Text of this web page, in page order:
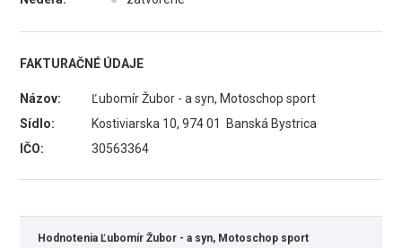
FAKTURAČNÉ ÚDAJE
Názov:
Ľubomír Žubor - a syn, Motoschop sport
Sídlo:
Kostiviarska 10, 974 01 Banská Bystrica
IČO:
30563364
Hodnotenia Ľubomír Žubor - a syn, Motoschop sport